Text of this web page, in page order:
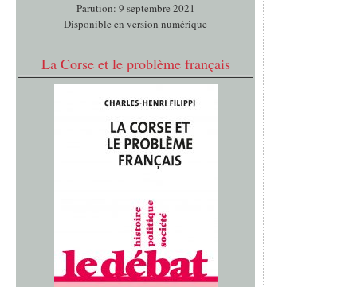
Parution: 9 septembre 2021
Disponible en version numérique
La Corse et le problème français